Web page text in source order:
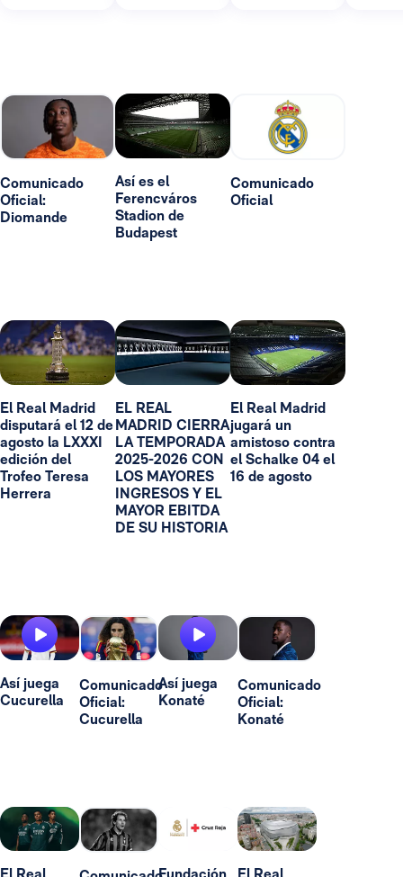
Comunicado
Oficial:
Diomande
Así es el
Ferencváros
Stadion de
Budapest
Comunicado
Oficial
El Real Madrid
disputará el 12 de
agosto la LXXXI
edición del
Trofeo Teresa
Herrera
EL REAL
MADRID CIERRA
LA TEMPORADA
2025-2026 CON
LOS MAYORES
INGRESOS Y EL
MAYOR EBITDA
DE SU HISTORIA
El Real Madrid
jugará un
amistoso contra
el Schalke 04 el
16 de agosto
Así juega
Cucurella
Comunicado
Oficial:
Cucurella
Así juega
Konaté
Comunicado
Oficial:
Konaté